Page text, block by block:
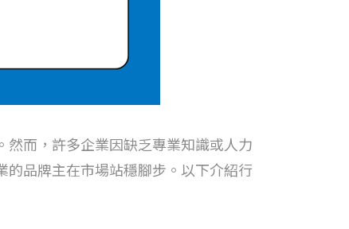
而，許多企業因缺乏專業知識或人力
品牌主在市場站穩腳步。以下介紹行